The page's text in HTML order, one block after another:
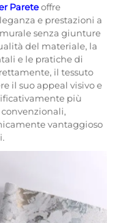
Pareteoffre
e prestazioni a
senza giunture
del materiale, la
e le pratiche di
il tessuto
il suo appeal visivo e
più
vantaggioso